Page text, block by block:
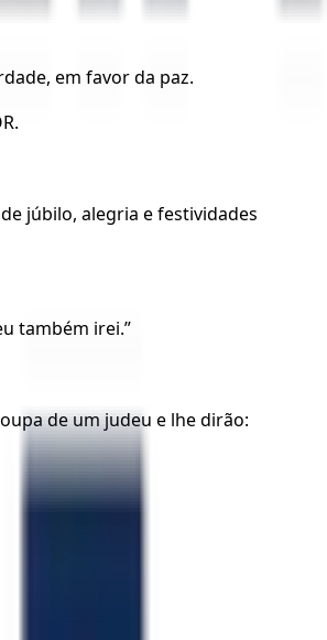
em favor da paz.
júbilo, alegria e festividades
também irei.”
de um judeu e lhe dirão: